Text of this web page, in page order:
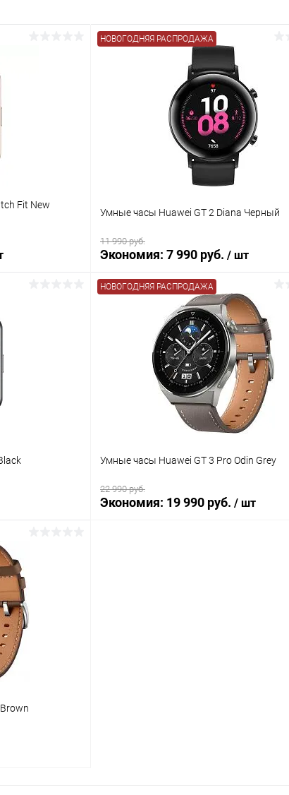
Fit New
В наличии
НОВОГОДНЯЯ РАСПРОДАЖА
Умные часы Huawei GT 2 Diana Черный
11 990 руб.
Экономия: 7 990 руб. / шт
В корзину
К сравнению
В избранное В наличии
К сравнению
наличии
НОВОГОДНЯЯ РАСПРОДАЖА
Умные часы Huawei GT 3 Pro Odin Grey
22 990 руб.
Экономия: 19 990 руб. / шт